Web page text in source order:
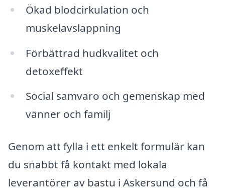
Ökad blodcirkulation och
muskelavslappning
Förbättrad hudkvalitet och
detoxeffekt
Social samvaro och gemenskap med
vänner och familj
Genom att fylla i ett enkelt formulär kan
du snabbt få kontakt med lokala
leverantörer av bastu i Askersund och få